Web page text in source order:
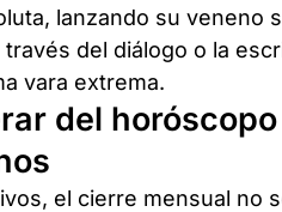
lanzando su veneno
del diálogo o la
vara extrema.
del
el cierre mensual no